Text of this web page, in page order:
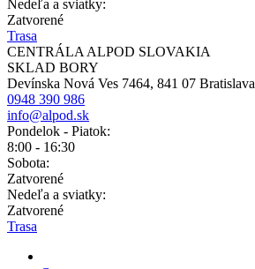
Nedeľa a sviatky:
Zatvorené
Trasa
CENTRÁLA ALPOD SLOVAKIA
SKLAD BORY
Devínska Nová Ves 7464, 841 07 Bratislava
0948 390 986
info@alpod.sk
Pondelok - Piatok:
8:00 - 16:30
Sobota:
Zatvorené
Nedeľa a sviatky:
Zatvorené
Trasa